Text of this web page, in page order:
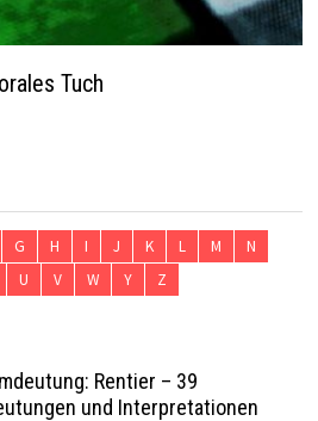
Tuch
G H I J K L M
N
U V W Y Z
Rentier – 39
und Interpretationen